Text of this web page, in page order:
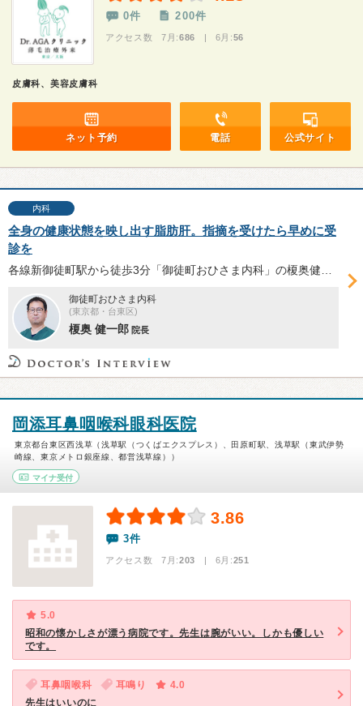
0件 200件
アクセス数 7月:686 | 6月:56
皮膚科、美容皮膚科
ネット予約 電話 公式サイト
内科
全身の健康状態を映し出す脂肪肝。指摘を受けたら早めに受
診を
御徒町おひさま内科
(東京都・台東区)
榎奥 健一郎 院長
岡添耳鼻咽喉科眼科医院
東京都台東区西浅草（浅草駅（つくばエクスプレス）、田原町駅、浅草駅（東武伊勢
崎線、東京メトロ銀座線、都営浅草線））
マイナ受付
3.86
3件
アクセス数 7月:203 | 6月:251
5.0
昭和の懐かしさが漂う病院です。先生は腕がいい。しかも優しい
です。
耳鼻咽喉科 耳鳴り
4.0
先生はいいのに